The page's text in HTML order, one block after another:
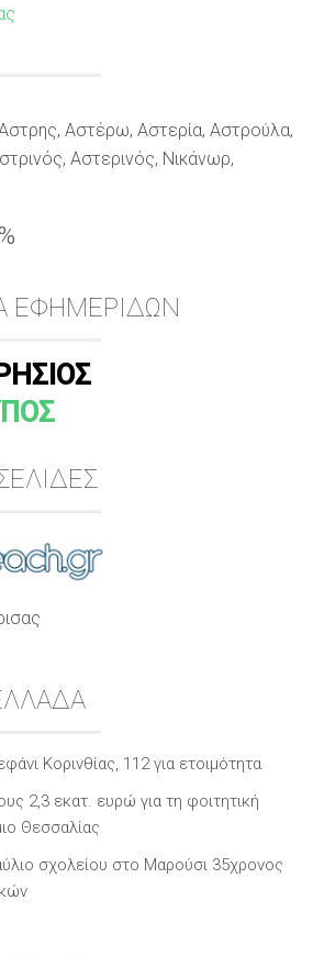
Αστέρω, Αστερία, Αστρούλα,
Αστερινός, Νικάνωρ,
ΕΦΗΜΕΡΙΔΩΝ
Κορινθίας, 112 για ετοιμότητα
2,3 εκατ. ευρώ για τη φοιτητική
Θεσσαλίας
σχολείου στο Μαρούσι 35χρονος